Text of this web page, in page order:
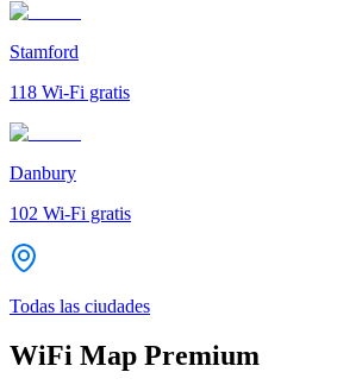
Stamford
118 Wi-Fi gratis
Danbury
102 Wi-Fi gratis
Todas las ciudades
WiFi Map Premium